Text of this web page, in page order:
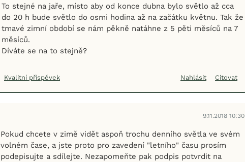
To stejné na jaře, místo aby od konce dubna bylo světlo až cca
do 20 h bude světlo do osmi hodina až na začátku květnu. Tak že
tmavé zimní období se nám pěkně natáhne z 5 pěti měsíců na 7
měsíců.
Díváte se na to stejně?
Kvalitní příspěvek Nahlásit Citovat
9.11.2018 10:30
Pokud chcete v zimě vidět aspoň trochu denního světla ve svém
volném čase, a jste proto pro zavedení "letního" času prosím
podepisujte a sdílejte. Nezapomeňte pak podpis potvrdit na